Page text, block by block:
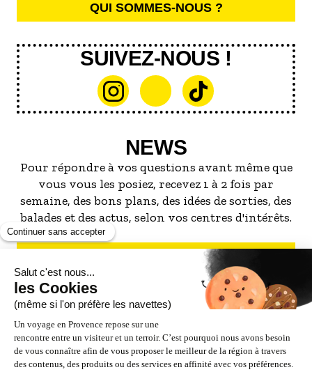
QUI SOMMES-NOUS ?
SUIVEZ-NOUS !
NEWS
Pour répondre à vos questions avant même que
vous vous les posiez, recevez 1 à 2 fois par
semaine, des bons plans, des idées de sorties, des
balades et des actus, selon vos centres d'intérêts.
S'INSCRIRE À LA NEWSLETTER
NOS PARTENAIRES